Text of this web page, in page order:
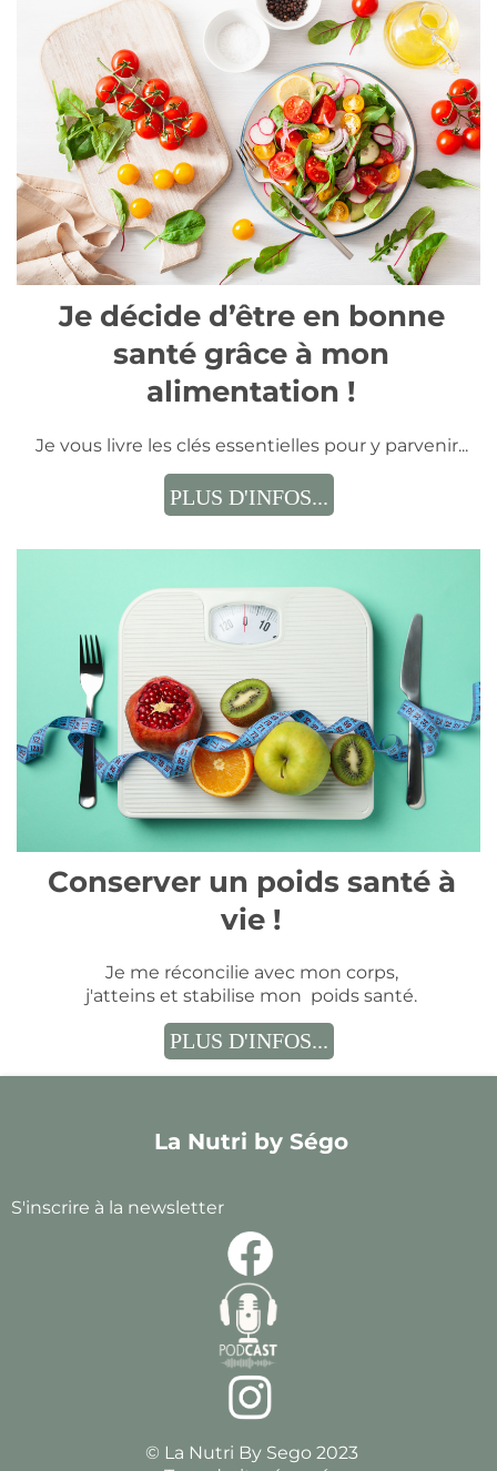
Je décide d’être en bonne
santé grâce à mon
alimentation !
Je vous livre les clés essentielles pour y parvenir...
PLUS D'INFOS...
Conserver un poids santé à
vie !
Je me réconcilie avec mon corps,
j'atteins et stabilise mon poids santé.
PLUS D'INFOS...
La Nutri by Ségo
S'inscrire à la newsletter
© La Nutri By Sego 2023